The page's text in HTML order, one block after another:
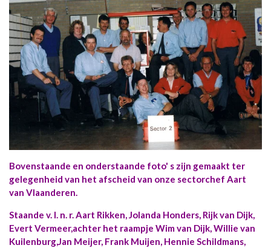
Bovenstaande en onderstaande foto' s zijn gemaakt ter
gelegenheid van het afscheid van onze sectorchef Aart
van Vlaanderen.
Staande v. l. n. r. Aart Rikken, Jolanda Honders, Rijk van Dijk,
Evert Vermeer,achter het raampje Wim van Dijk, Willie van
Kuilenburg,Jan Meijer, Frank Muijen, Hennie Schildmans,